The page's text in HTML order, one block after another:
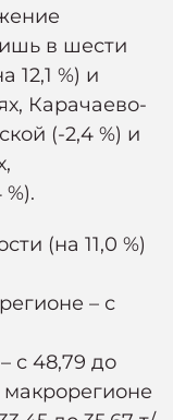
в шести
12,1 %) и
Карачаево-
(-2,4 %) и
(на 11,0 %)
– с
с 48,79 до
макрорегионе